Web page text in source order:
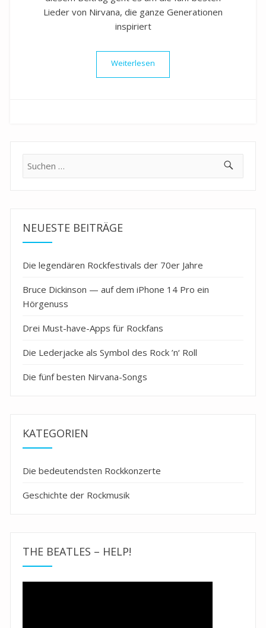
Lieder von Nirvana, die ganze Generationen
inspiriert
Suche
NEUESTE BEITRÄGE
Die legendären Rockfestivals der 70er Jahre
Bruce Dickinson — auf dem iPhone 14 Pro ein
Hörgenuss
Drei Must-have-Apps für Rockfans
Die Lederjacke als Symbol des Rock ’n‘ Roll
Die fünf besten Nirvana-Songs
KATEGORIEN
Die bedeutendsten Rockkonzerte
Geschichte der Rockmusik
THE BEATLES – HELP!